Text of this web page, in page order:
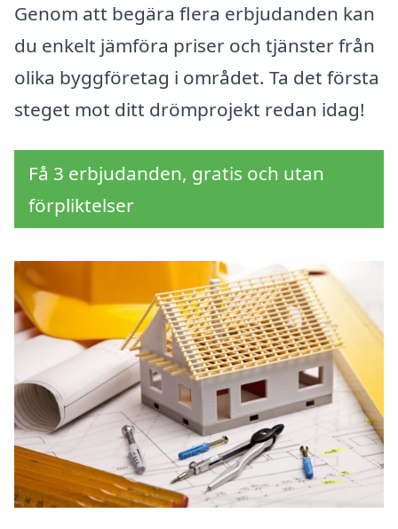
Genom att begära flera erbjudanden kan
du enkelt jämföra priser och tjänster från
olika byggföretag i området. Ta det första
steget mot ditt drömprojekt redan idag!
Få 3 erbjudanden, gratis och utan
förpliktelser